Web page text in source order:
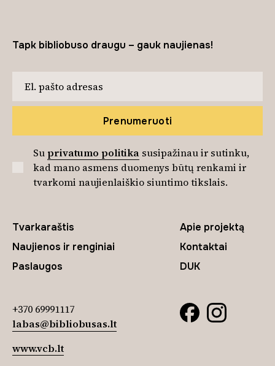
Tapk bibliobuso draugu – gauk naujienas!
Prenumeruoti
Su privatumo politika susipažinau ir sutinku,
kad mano asmens duomenys būtų renkami ir
tvarkomi naujienlaiškio siuntimo tikslais.
Tvarkaraštis
Naujienos ir renginiai
Paslaugos
Apie projektą
Kontaktai
DUK
+370 69991117
labas@bibliobusas.lt
www.vcb.lt